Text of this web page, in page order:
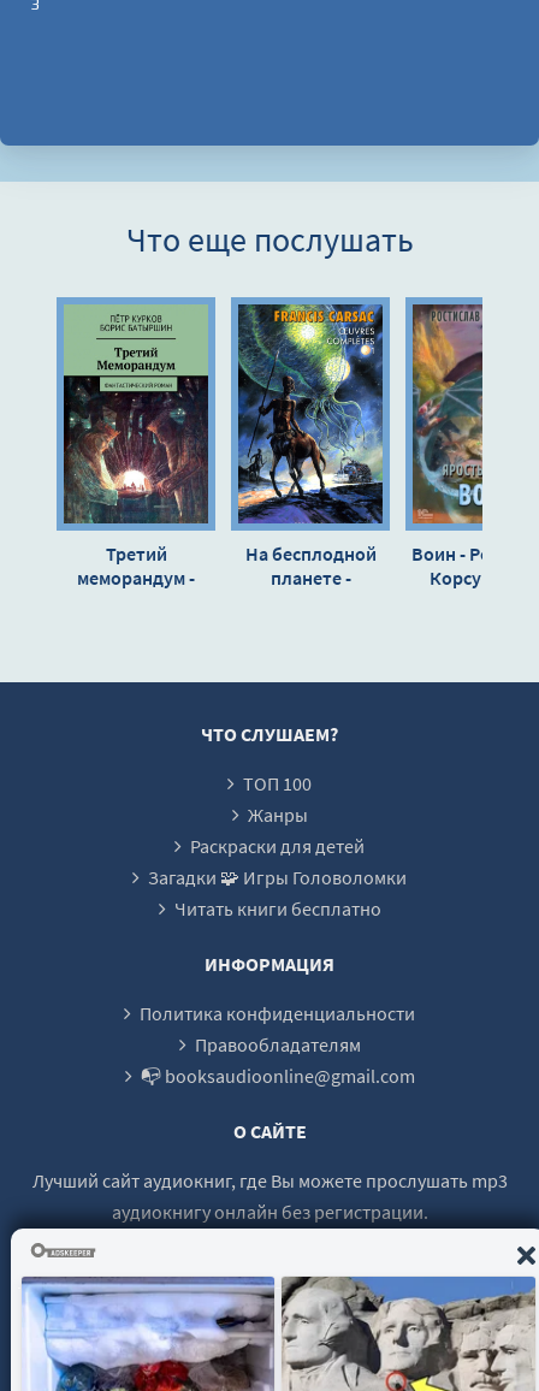
3
Что еще послушать
Третий
меморандум -
На бесплодной
планете -
Воин -
ЧТО СЛУШАЕМ?
ТОП 100
Жанры
Раскраски для детей
Загадки 🧩 Игры Головоломки
Читать книги бесплатно
ИНФОРМАЦИЯ
Политика конфиденциальности
Правообладателям
📭 booksaudioonline@gmail.com
О САЙТЕ
Лучший сайт аудиокниг, где Вы можете прослушать mp3
аудиокнигу онлайн без регистрации.
© 2021 - 2026 booksaudio-online.com Все права защищены.